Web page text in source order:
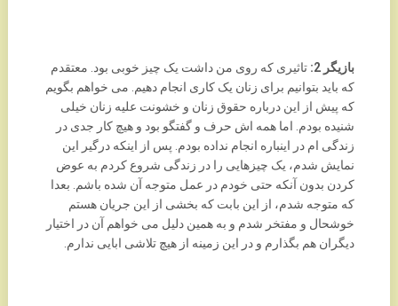
بازیگر 2:
تاثیری که روی من داشت یک چیز خوبی بود. معتقدم
که باید بتوانیم برای زنان یک کاری انجام دهیم. می خواهم بگویم
که پیش از این درباره حقوق زنان و خشونت علیه زنان خیلی
شنیده بودم. اما همه اش حرف و گفتگو بود و هیچ کار جدی در
زندگی ام در اینباره انجام نداده بودم. پس از اینکه درگیر این
نمایش شدم، یک چیزهایی را در زندگی شروع کردم به عوض
کردن بدون آنکه حتی خودم در عمل متوجه آن شده باشم. بعدا
که متوجه شدم، از این بابت که بخشی از این جریان هستم
خوشحال و مفتخر شدم و به همین دلیل می خواهم آن در اختیار
دیگران هم بگذارم و در این زمینه از هیچ تلاشی ابایی ندارم.